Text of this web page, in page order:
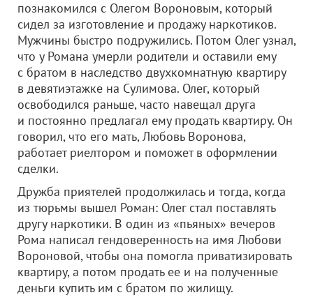
познакомился с Олегом Вороновым, который
сидел за изготовление и продажу наркотиков.
Мужчины быстро подружились. Потом Олег узнал,
что у Романа умерли родители и оставили ему
с братом в наследство двухкомнатную квартиру
в девятиэтажке на Сулимова. Олег, который
освободился раньше, часто навещал друга
и постоянно предлагал ему продать квартиру. Он
говорил, что его мать, Любовь Воронова,
работает риелтором и поможет в оформлении
сделки.
Дружба приятелей продолжилась и тогда, когда
из тюрьмы вышел Роман: Олег стал поставлять
другу наркотики. В один из «пьяных» вечеров
Рома написал гендоверенность на имя Любови
Вороновой, чтобы она помогла приватизировать
квартиру, а потом продать ее и на полученные
деньги купить им с братом по жилищу.